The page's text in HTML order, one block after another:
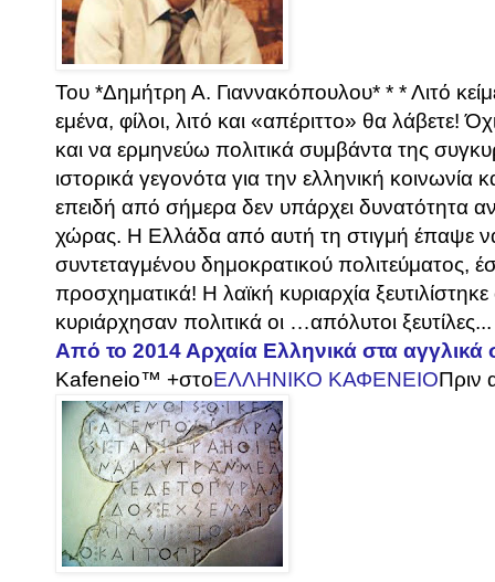
Του *Δημήτρη Α. Γιαννακόπουλου* * * Λιτό
εμένα, φίλοι, λιτό και «απέριττο» θα λάβετε!
και να ερμηνεύω πολιτικά συμβάντα της
ιστορικά γεγονότα για την ελληνική κοινωνία
επειδή από σήμερα δεν υπάρχει δυνατότητα
χώρας. Η Ελλάδα από αυτή τη στιγμή έπαψε
συντεταγμένου δημοκρατικού πολιτεύματος,
προσχηματικά! Η λαϊκή κυριαρχία
κυριάρχησαν πολιτικά οι …απόλυτοι ξευτίλες...
Από το 2014 Αρχαία Ελληνικά στα αγγλικά
Kafeneio™ +στοΕΛΛΗΝΙΚΟ ΚΑΦΕΝΕΙΟΠριν